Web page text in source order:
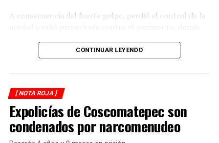
A consecuencia del fuerte golpe, perdió el control de la
Testigos del accidente solicitaron de inmediato el apoyo
de los cuerpos de emergencia al percatarse de que el
asfáltica, mientras otros automovilistas redujeron la
velocidad para evitar otro percance.
Al sitio arribaron paramédicos de Protección Civil de
Atoyac, quienes brindaron los primeros auxilios al
CONTINUAR LEYENDO
[ NOTA ROJA ]
Expolicías de Coscomatepec son
condenados por narcomenudeo